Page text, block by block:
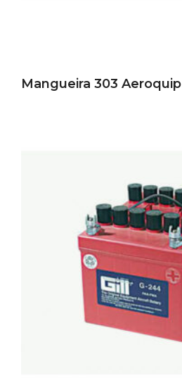
Mangueira 303 Aeroquip